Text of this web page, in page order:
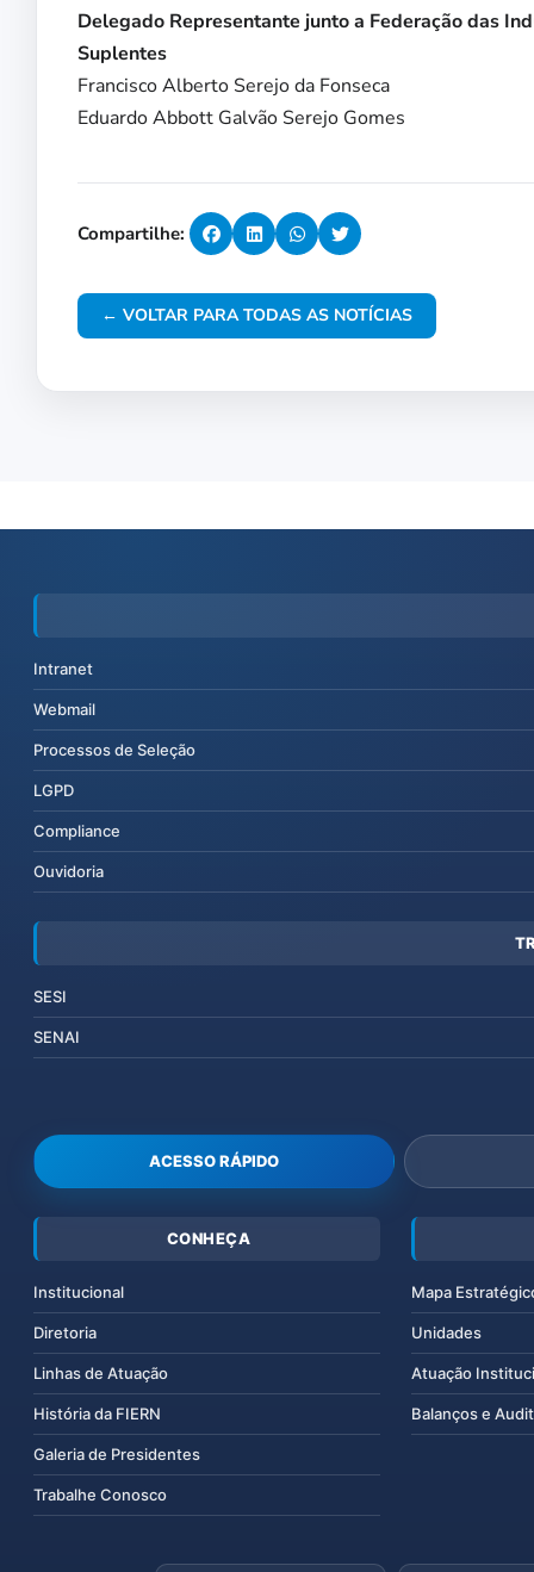
Delegado Representante junto a Federação das
Suplentes
Francisco Alberto Serejo da Fonseca
Eduardo Abbott Galvão Serejo Gomes
Compartilhe:
← VOLTAR PARA TODAS AS NOTÍCIAS
Intranet
Webmail
Processos de Seleção
LGPD
Compliance
Ouvidoria
SESI
SENAI
ACESSO RÁPIDO
CONHEÇA
Institucional
Diretoria
Linhas de Atuação
História da FIERN
Galeria de Presidentes
Trabalhe Conosco
Mapa
Unidades
Atuação
Balanços e